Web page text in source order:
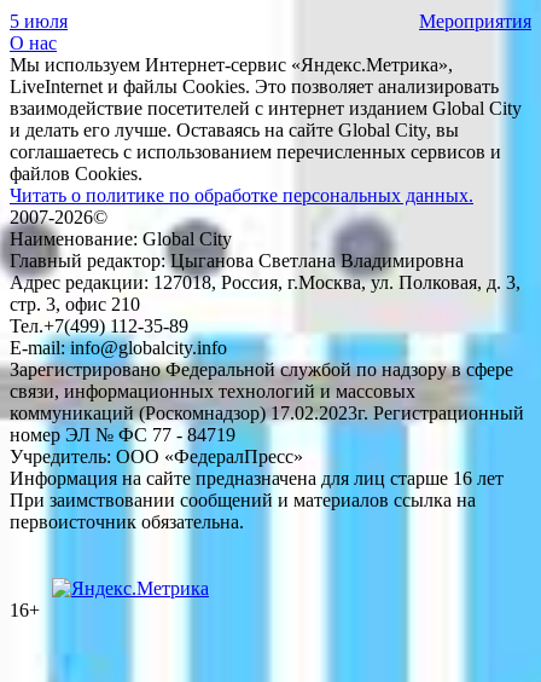
5 июля
Мероприятия
О нас
Мы используем Интернет-сервис «Яндекс.Метрика»,
LiveInternet и файлы Cookies. Это позволяет анализировать
взаимодействие посетителей с интернет изданием Global City
и делать его лучше. Оставаясь на сайте Global City, вы
соглашаетесь с использованием перечисленных сервисов и
файлов Cookies.
Читать о политике по обработке персональных данных.
2007-2026©
Наименование: Global City
Главный редактор: Цыганова Светлана Владимировна
Адрес редакции: 127018, Россия, г.Москва, ул. Полковая, д. 3,
стр. 3, офис 210
Тел.+7(499) 112-35-89
E-mail: info@globalcity.info
Зарегистрировано Федеральной службой по надзору в сфере
связи, информационных технологий и массовых
коммуникаций (Роскомнадзор) 17.02.2023г. Регистрационный
номер ЭЛ № ФС 77 - 84719
Учредитель: ООО «ФедералПресс»
Информация на сайте предназначена для лиц старше 16 лет
При заимствовании сообщений и материалов ссылка на
первоисточник обязательна.
16+